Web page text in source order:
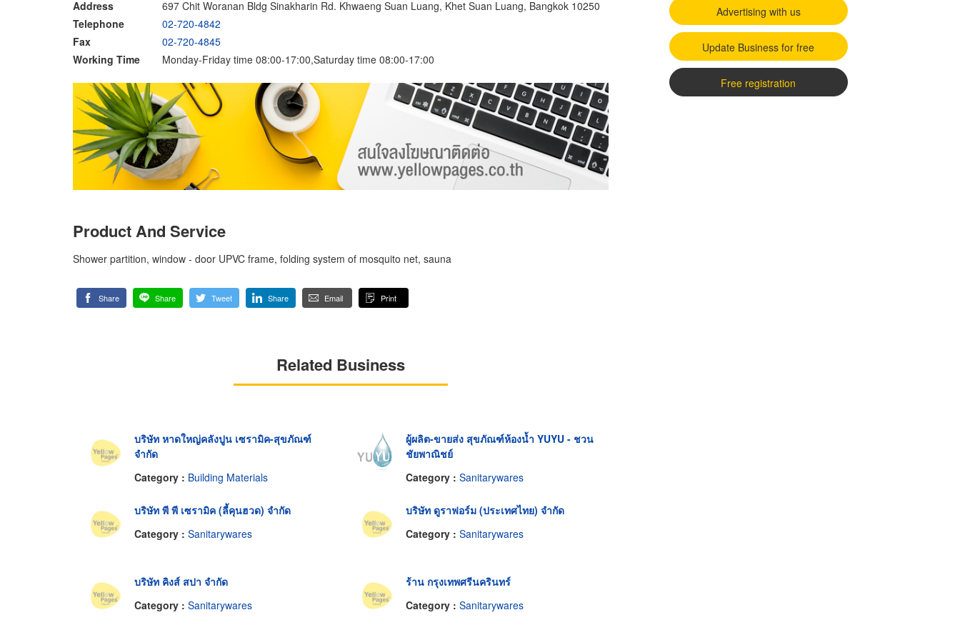
Address
697 Chit Woranan Bldg Sinakharin Rd. Khwaeng Suan Luang, Khet Suan Luang, Bangkok 10250
Telephone
02-720-4842
Fax
02-720-4845
Working Time
Monday-Friday time 08:00-17:00,Saturday time 08:00-17:00
Product And Service
Shower partition, window - door UPVC frame, folding system of mosquito net, sauna
Share Share Tweet Share Email Print
Related Business
บริษัท หาดใหญ่คลังปูน เซรามิค-สุขภัณฑ์
จำกัด
Category : Building Materials
ผู้ผลิต-ขายส่ง สุขภัณฑ์ห้องน้ำ YUYU - ชวน
ชัยพาณิชย์
Category : Sanitarywares
บริษัท พี พี เซรามิค (ลี้คุนฮวด) จำกัด
Category : Sanitarywares
บริษัท ดูราฟอร์ม (ประเทศไทย) จำกัด
Category : Sanitarywares
บริษัท คิงส์ สปา จำกัด
Category : Sanitarywares
ร้าน กรุงเทพศรีนครินทร์
Category : Sanitarywares
Advertising with us
Update Business for free
Free registration